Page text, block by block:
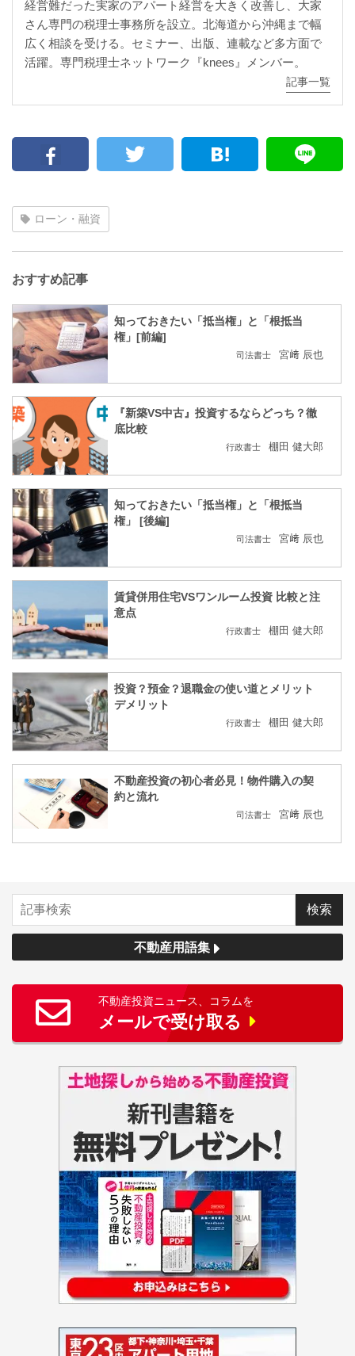
経営難だった実家のアパート経営を大きく改善し、大家
さん専門の税理士事務所を設立。北海道から沖縄まで幅
広く相談を受ける。セミナー、出版、連載など多方面で
活躍。専門税理士ネットワーク『knees』メンバー。
記事一覧
ローン・融資
おすすめ記事
知っておきたい「抵当権」と「根抵当
権」[前編]
司法書士 宮﨑 辰也
『新築VS中古』投資するならどっち？徹
底比較
行政書士 棚田 健大郎
知っておきたい「抵当権」と「根抵当
権」 [後編]
司法書士 宮﨑 辰也
賃貸併用住宅VSワンルーム投資 比較と注
意点
行政書士 棚田 健大郎
投資？預金？退職金の使い道とメリット
デメリット
行政書士 棚田 健大郎
不動産投資の初心者必見！物件購入の契
約と流れ
司法書士 宮﨑 辰也
不動産用語集
不動産投資ニュース、コラムを
メールで受け取る